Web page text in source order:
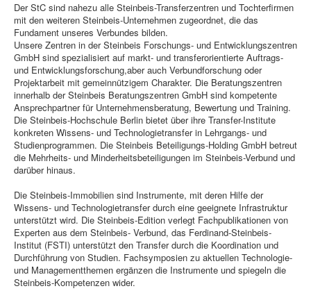
Der StC sind nahezu alle Steinbeis-Transferzentren und Tochterfirmen
mit den weiteren Steinbeis-Unternehmen zugeordnet, die das
Fundament unseres Verbundes bilden.
Unsere Zentren in der Steinbeis Forschungs- und Entwicklungszentren
GmbH sind spezialisiert auf markt- und transferorientierte Auftrags-
und Entwicklungsforschung,aber auch Verbundforschung oder
Projektarbeit mit gemeinnützigem Charakter. Die Beratungszentren
innerhalb der Steinbeis Beratungszentren GmbH sind kompetente
Ansprechpartner für Unternehmensberatung, Bewertung und Training.
Die Steinbeis-Hochschule Berlin bietet über ihre Transfer-Institute
konkreten Wissens- und Technologietransfer in Lehrgangs- und
Studienprogrammen. Die Steinbeis Beteiligungs-Holding GmbH betreut
die Mehrheits- und Minderheitsbeteiligungen im Steinbeis-Verbund und
darüber hinaus.
Die Steinbeis-Immobilien sind Instrumente, mit deren Hilfe der
Wissens- und Technologietransfer durch eine geeignete Infrastruktur
unterstützt wird. Die Steinbeis-Edition verlegt Fachpublikationen von
Experten aus dem Steinbeis- Verbund, das Ferdinand-Steinbeis-
Institut (FSTI) unterstützt den Transfer durch die Koordination und
Durchführung von Studien. Fachsymposien zu aktuellen Technologie-
und Managementthemen ergänzen die Instrumente und spiegeln die
Steinbeis-Kompetenzen wider.